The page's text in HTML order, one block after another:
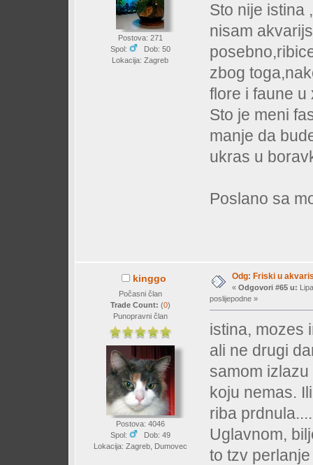
Postova: 271
Spol:
Dob: 50
Lokacija: Zagreb
Sto nije istina
nisam
zbog
flore i faune u
Sto je meni
manje da
ukras u
Poslano sa
kinggo
Počasni član
Trade Count: (0)
Punopravni član
Postova: 4046
Spol:
Dob: 49
Lokacija: Zagreb, Dumovec
Odg: Friski u
« Odgovori #65 u:
poslijepodne »
istina, mozes
ali ne drugi
samom
koju nemas.
riba prdnula....
Uglavnom,
to tzv